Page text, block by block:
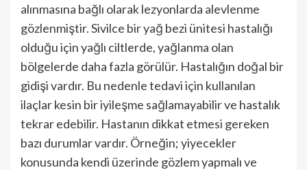
alınmasına bağlı olarak lezyonlarda alevlenme
gözlenmiştir. Sivilce bir yağ bezi ünitesi hastalığı
olduğu için yağlı ciltlerde, yağlanma olan
bölgelerde daha fazla görülür. Hastalığın doğal bir
gidişi vardır. Bu nedenle tedavi için kullanılan
ilaçlar kesin bir iyileşme sağlamayabilir ve hastalık
tekrar edebilir. Hastanın dikkat etmesi gereken
bazı durumlar vardır. Örneğin; yiyecekler
konusunda kendi üzerinde gözlem yapmalı ve